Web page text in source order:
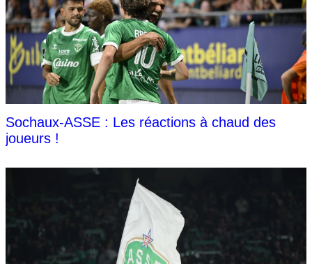
Sochaux-ASSE : Les réactions à chaud des
joueurs !